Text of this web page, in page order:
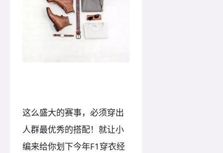
这么盛大的赛事，必须穿出
人群最优秀的搭配！就让小
编来给你划下今年F1穿衣经